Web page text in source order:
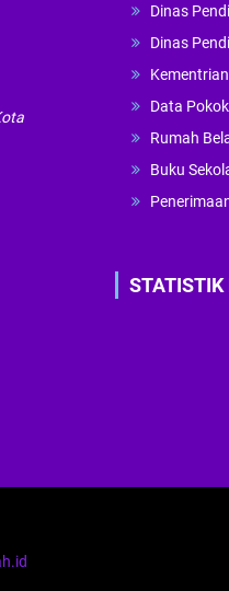
Dinas
Dinas
Data
Rumah
Buku
STATISTIK